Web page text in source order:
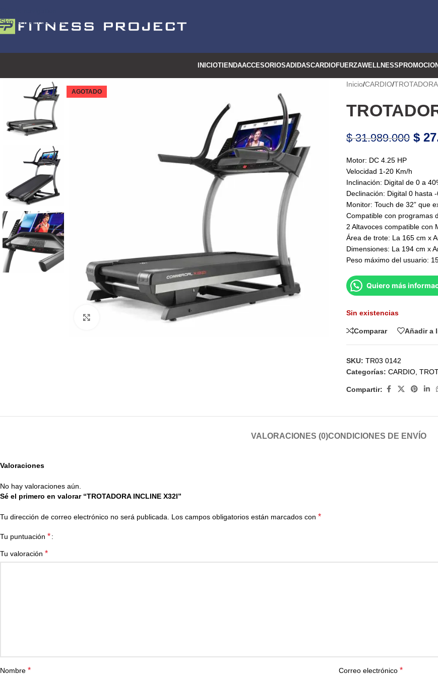
Skip to main content
INICIOTIENDAACCESORIOSADIDASCARDIOFUERZAWELLNESS
AGOTADO
Haga Click para agrandar
Inicio/CARDIO/
$31.989.000 $
Motor: DC 4.25 HP
Velocidad 1-20 Km/h
Inclinación: Digital de 0 a
Declinación: Digital 0 hasta
Monitor: Touch de 32” que
Compatible con programas
2 Altavoces compatible con
Área de trote: La 165 cm x
Dimensiones: La 194 cm x
Peso máximo del usuario:
Quiero más
Sin existencias
Comparar Añadir a
SKU: TR03 0142
Categorías: CARDIO
Compartir:
VALORACIONES (0)CONDICIONES DE ENVÍO
Valoraciones
No hay valoraciones aún.
Sé el primero en valorar “TROTADORA INCLINE X32I”
Tu dirección de correo electrónico no será publicada. Los campos obligatorios están marcados con *
Tu puntuación *
Tu valoración *
Nombre * Correo electrónico *